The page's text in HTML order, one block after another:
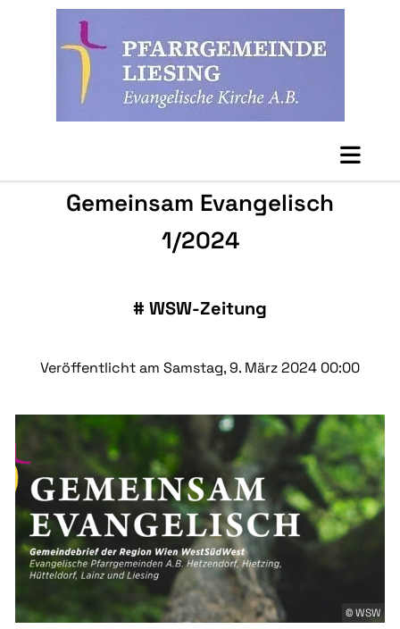
Gemeinsam Evangelisch
1/2024
# WSW-Zeitung
Veröffentlicht am Samstag, 9. März 2024 00:00
© WSW